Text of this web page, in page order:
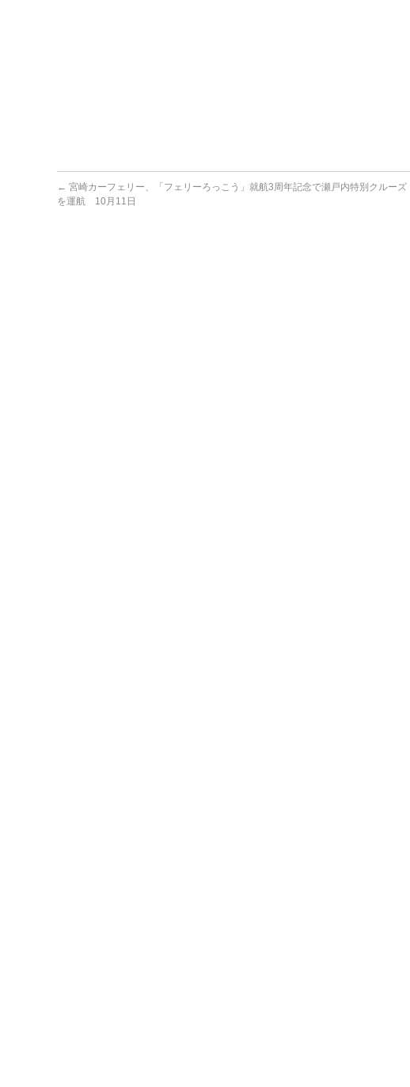
← 宮崎カーフェリー、「フェリーろっこう」就航3周年記念で瀬戸内特別クルーズ
を運航 10月11日